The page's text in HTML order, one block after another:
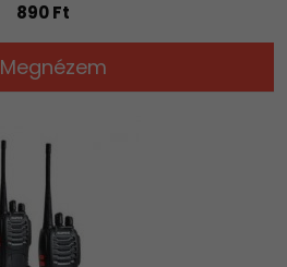
890 Ft
Megnézem